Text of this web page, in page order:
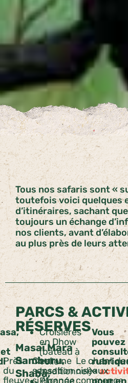
Tous nos safaris sont «
toutefois voici quelques
d’itinéraires, sachant
toujours un échange
nos clients, avant
au plus près de leurs
PARCS &
RÉSERVES
Masaï Mara
Samburu,
Shaba,
Croisières
en Dhow
(bateau à
voile
traditionnel)
Vous
pouvez
«
Près
du
fleuve.
C’est une
sensation
si étrange
Le chant
oiseaux
commence